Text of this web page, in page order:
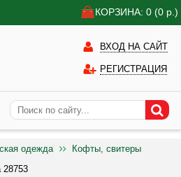
КОРЗИНА: 0 (0 р.)
ВХОД НА САЙТ
РЕГИСТРАЦИЯ
одежда
Кофты, свитеры
28753